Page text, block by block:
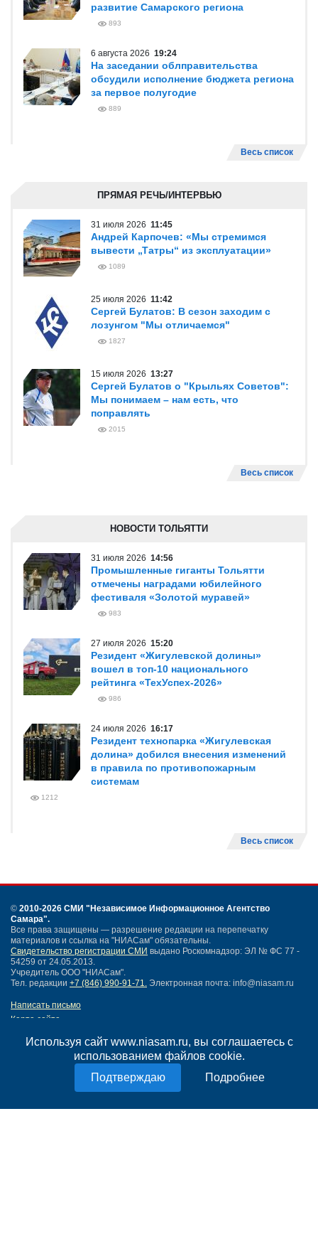
Используя сайт www.niasam.ru, вы соглашаетесь с
использованием файлов cookie.
Подробнее
развитие Самарского региона
893
6 августа 2026 19:24
На заседании облправительства
обсудили исполнение бюджета региона
за первое полугодие
889
Весь список
ПРЯМАЯ РЕЧЬ/ИНТЕРВЬЮ
31 июля 2026 11:45
Андрей Карпочев: «Мы стремимся
вывести „Татры“ из эксплуатации»
1089
25 июля 2026 11:42
Сергей Булатов: В сезон заходим с
лозунгом "Мы отличаемся"
1827
15 июля 2026 13:27
Сергей Булатов о "Крыльях Советов":
Мы понимаем – нам есть, что
поправлять
2015
Весь список
НОВОСТИ ТОЛЬЯТТИ
31 июля 2026 14:56
Промышленные гиганты Тольятти
отмечены наградами юбилейного
фестиваля «Золотой муравей»
983
27 июля 2026 15:20
Резидент «Жигулевской долины»
вошел в топ-10 национального
рейтинга «ТехУспех-2026»
986
24 июля 2026 16:17
Резидент технопарка «Жигулевская
долина» добился внесения изменений
в правила по противопожарным
системам
1212
Весь список
© 2010-2026 СМИ "Независимое Информационное Агентство
Самара".
Все права защищены — разрешение редакции на перепечатку
материалов и ссылка на "НИАСам" обязательны.
Свидетельство регистрации СМИ выдано Роскомнадзор: ЭЛ № ФС 77 -
54259 от 24.05.2013.
Учредитель ООО "НИАСам".
Тел. редакции +7 (846) 990-91-71. Электронная почта: info@niasam.ru
Написать письмо
Карта сайта
Политика конфиденциальности
Согласие на обработку персональных данных